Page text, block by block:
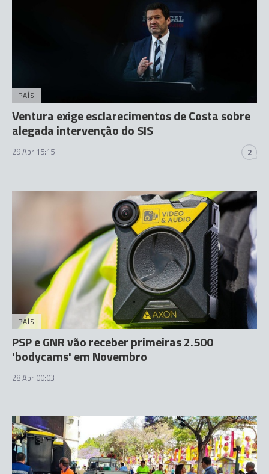
PAÍS
Ventura exige esclarecimentos de Costa sobre
alegada intervenção do SIS
29 Abr 15:15 2
PAÍS
PSP e GNR vão receber primeiras 2.500
'bodycams' em Novembro
28 Abr 00:03